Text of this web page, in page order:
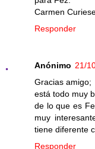
Carmen
Responder
Anónimo 21/
Gracias amigo;
está todo muy
de lo que es
muy
tiene diferente
Responder